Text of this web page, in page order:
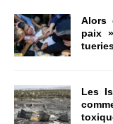
Alors
paix
Les